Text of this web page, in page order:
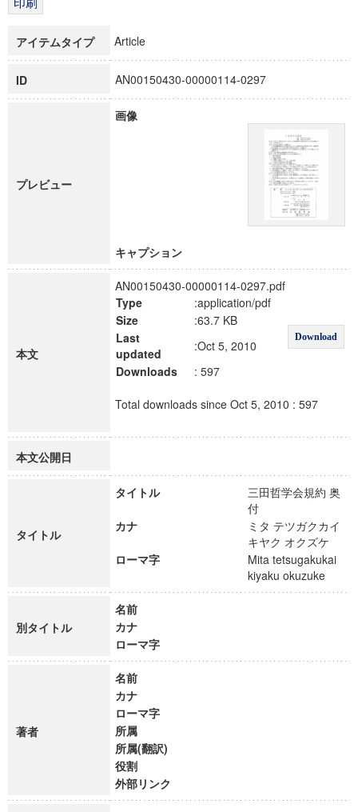
博士課程教育リーディングプログラム「超成熟社会発展のサ
アイテムタイプ Article
ID AN00150430-00000114-0297
プレビュー
画像
キャプション
本文
AN00150430-00000114-0297.pdf
Type
:application/pdf
Download
Size
:63.7 KB
Last
updated
:Oct 5, 2010
Downloads
: 597
Total downloads since Oct 5, 2010 : 597
本文公開日
タイトル
タイトル
三田哲学会規約 奥
付
カナ
ミタ テツガクカイ
キヤク オクズケ
ローマ字
Mita tetsugakukai
kiyaku okuzuke
別タイトル
名前
カナ
ローマ字
著者
名前
カナ
ローマ字
所属
所属(翻訳)
役割
外部リンク